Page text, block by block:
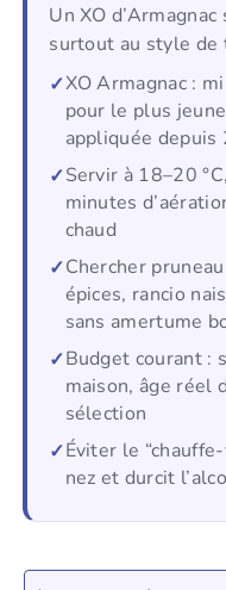
Un XO
surtout au style de
XO Armagnac :
pour le plus
appliquée depuis
Servir à 18–20
minutes
chaud
Chercher
épices, rancio
sans amertume
Budget courant :
maison, âge réel
sélection
Éviter le
nez et durcit